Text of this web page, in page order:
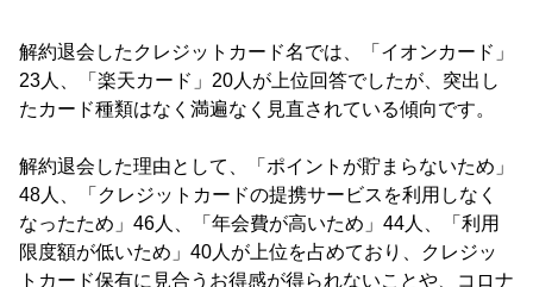
解約退会したクレジットカード名では、「イオンカード」
23人、「楽天カード」20人が上位回答でしたが、突出し
たカード種類はなく満遍なく見直されている傾向です。
解約退会した理由として、「ポイントが貯まらないため」
48人、「クレジットカードの提携サービスを利用しなく
なったため」46人、「年会費が高いため」44人、「利用
限度額が低いため」40人が上位を占めており、クレジッ
トカード保有に見合うお得感が得られないことや、コロナ